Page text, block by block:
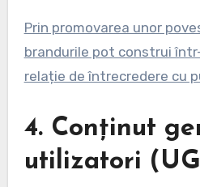
Prin promovarea unor
brandurile pot construi
relație de întrecredere cu
4. Conținut
utilizatori